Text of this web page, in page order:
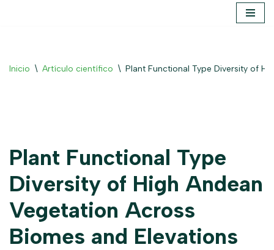
contenido
Inicio \ Artículo científico \ Plant Functional Type Diversity of
Plant Functional Type
Diversity of High Andean
Vegetation Across
Biomes and Elevations